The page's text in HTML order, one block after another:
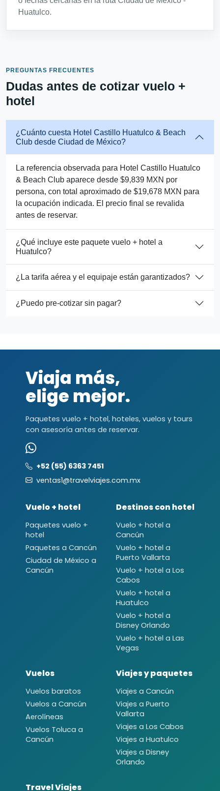
Huatulco.
PREGUNTAS FRECUENTES
Dudas antes de cotizar vuelo +
hotel
¿Cuánto cuesta Hotel Castillo Huatulco & Beach
Club desde Ciudad de México?
La referencia observada para Hotel Castillo Huatulco
& Beach Club aparece desde $9,839 MXN por
persona, con total aproximado de $19,678 MXN para
la ocupación indicada. El precio final se revalida
antes de reservar.
¿Qué incluye este paquete vuelo + hotel a
Huatulco?
¿La tarifa aérea y el equipaje están garantizados?
¿Puedo pre-cotizar sin pagar?
Viaja más,
elige mejor.
Paquetes vuelo + hotel, hoteles, vuelos y tours
con asesoría antes de reservar.
+52 (55) 6363 7451
ventas1@travelviajes.com.mx
Vuelo + hotel
Paquetes vuelo +
hotel
Paquetes a Cancún
Ciudad de México a
Cancún
Destinos con hotel
Vuelo + hotel a
Cancún
Vuelo + hotel a
Puerto Vallarta
Vuelo + hotel a Los
Cabos
Vuelo + hotel a
Huatulco
Vuelo + hotel a
Disney Orlando
Vuelo + hotel a Las
Vegas
Vuelos
Vuelos baratos
Vuelos a Cancún
Aerolíneas
Vuelos Toluca a
Cancún
Viajes y paquetes
Viajes a Cancún
Viajes a Puerto
Vallarta
Viajes a Los Cabos
Viajes a Huatulco
Viajes a Disney
Orlando
Travel Viajes